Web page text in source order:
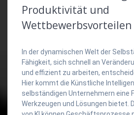
Produktivität und
In der dynamischen Welt der
Fähigkeit, sich schnell an
und effizient zu arbeiten,
Hier kommt die Künstliche
selbständigen Unternehmern eine
Werkzeugen und Lösungen bietet.